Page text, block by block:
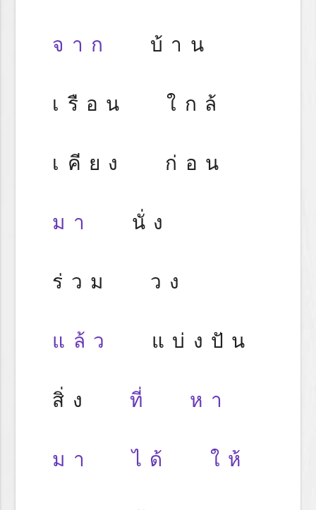
จาก บ้าน
เรือน ใกล้
เคียง ก่อน
มา นั่ง
ร่วม วง
แล้ว แบ่งปัน
สิ่ง ที่ หา
มา ได้ ให้